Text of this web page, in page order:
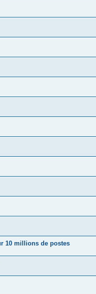
10 millions de postes